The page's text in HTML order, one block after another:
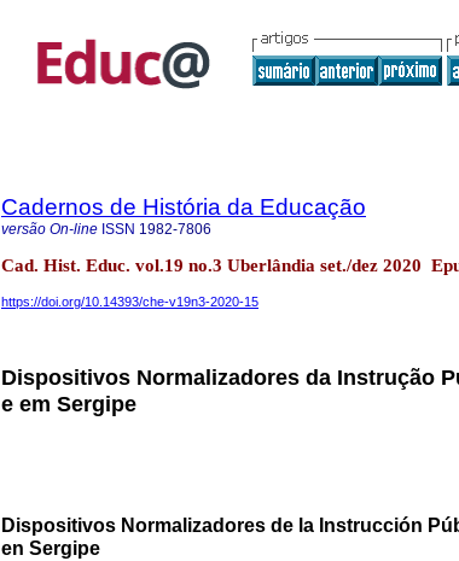
Cadernos de História da Educação
versão On-line ISSN 1982-7806
Cad. Hist. Educ. vol.19 no.3 Uberlândia set./dez 2020
https://doi.org/10.14393/che-v19n3-2020-15
Dispositivos Normalizadores da Instrução
e em Sergipe
Dispositivos Normalizadores de la Instrucción
en Sergipe